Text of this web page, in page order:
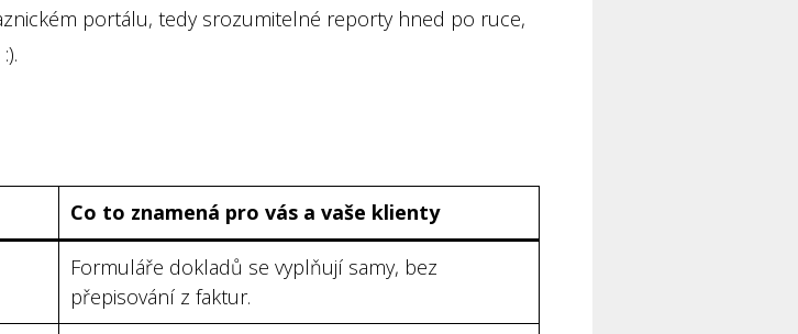
portálu, tedy srozumitelné reporty hned po ruce,
Co to znamená pro vás a vaše klienty
Formuláře dokladů se vyplňují samy, bez
přepisování z faktur.